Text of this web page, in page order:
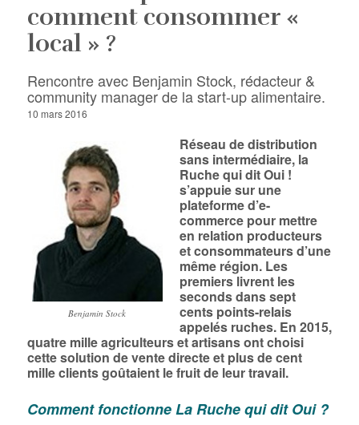
comment consommer «
local » ?
Rencontre avec Benjamin Stock, rédacteur &
community manager de la start-up alimentaire.
10 mars 2016
Benjamin Stock
Réseau de distribution
sans intermédiaire, la
Ruche qui dit Oui !
s’appuie sur une
plateforme d’e-
commerce pour mettre
en relation producteurs
et consommateurs d’une
même région. Les
premiers livrent les
seconds dans sept
cents points-relais
appelés ruches. En 2015,
quatre mille agriculteurs et artisans ont choisi
cette solution de vente directe et plus de cent
mille clients goûtaient le fruit de leur travail.
Comment fonctionne La Ruche qui dit Oui ?